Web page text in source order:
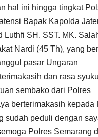
hal ini hingga tingkat
Bapak Kapolda
Luthfi SH. SST. MK.
Nardi (45 Th), yang
pasar Ungaran
dan rasa
sembako dari Polres
berterimakasih kepada
sudah peduli dengan
Polres Semarang